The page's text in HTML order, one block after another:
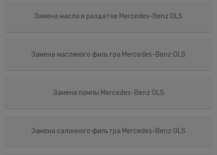
Замена масла в раздатке Mercedes-Benz GLS
Замена масляного фильтра Mercedes-Benz GLS
Замена помпы Mercedes-Benz GLS
Замена салонного фильтра Mercedes-Benz GLS